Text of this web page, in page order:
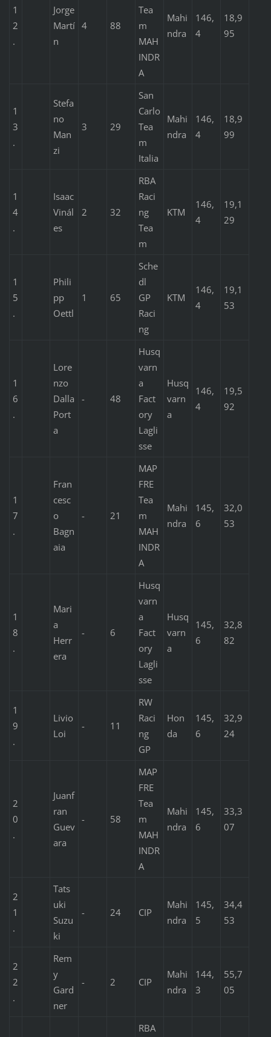
1
2
.
Jorge
Martí
n
4 88
Tea
m
MAH
INDR
A
Mahi
ndra
146,
4
18,9
95
1
3
.
Stefa
no
Man
zi
3 29
San
Carlo
Tea
m
Italia
Mahi
ndra
146,
4
18,9
99
1
4
.
Isaac
Vinál
es
2 32
RBA
Raci
ng
Tea
m
KTM
146,
4
19,1
29
1
5
.
Phili
pp
Oettl
1 65
Sche
dl
GP
Raci
ng
KTM
146,
4
19,1
53
1
6
.
Lore
nzo
Dalla
Port
a
- 48
Husq
varn
a
Fact
ory
Lagli
sse
Husq
varn
a
146,
4
19,5
92
1
7
.
Fran
cesc
o
Bagn
aia
- 21
MAP
FRE
Tea
m
MAH
INDR
A
Mahi
ndra
145,
6
32,0
53
1
8
.
Mari
a
Herr
era
- 6
Husq
varn
a
Fact
ory
Lagli
sse
Husq
varn
a
145,
6
32,8
82
1
9
.
Livio
Loi
- 11
RW
Raci
ng
GP
Hon
da
145,
6
32,9
24
2
0
.
Juanf
ran
Guev
ara
- 58
MAP
FRE
Tea
m
MAH
INDR
A
Mahi
ndra
145,
6
33,3
07
2
1
.
Tats
uki
Suzu
ki
- 24 CIP
Mahi
ndra
145,
5
34,4
53
2
2
.
Rem
y
Gard
ner
- 2 CIP
Mahi
ndra
144,
3
55,7
05
RBA